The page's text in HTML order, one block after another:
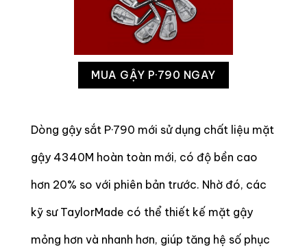
MUA GẬY P·790 NGAY
Dòng gậy sắt P·790 mới sử dụng chất liệu mặt
gậy 4340M hoàn toàn mới, có độ bền cao
hơn 20% so với phiên bản trước. Nhờ đó, các
kỹ sư TaylorMade có thể thiết kế mặt gậy
mỏng hơn và nhanh hơn, giúp tăng hệ số phục